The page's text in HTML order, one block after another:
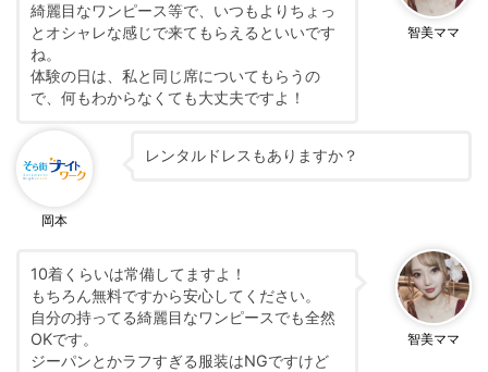
智美ママ
綺麗目なワンピース等で、いつもよりちょっ
とオシャレな感じで来てもらえるといいです
ね。
体験の日は、私と同じ席についてもらうの
で、何もわからなくても大丈夫ですよ！
岡本
レンタルドレスもありますか？
智美ママ
10着くらいは常備してますよ！
もちろん無料ですから安心してください。
自分の持ってる綺麗目なワンピースでも全然
OKです。
ジーパンとかラフすぎる服装はNGですけど